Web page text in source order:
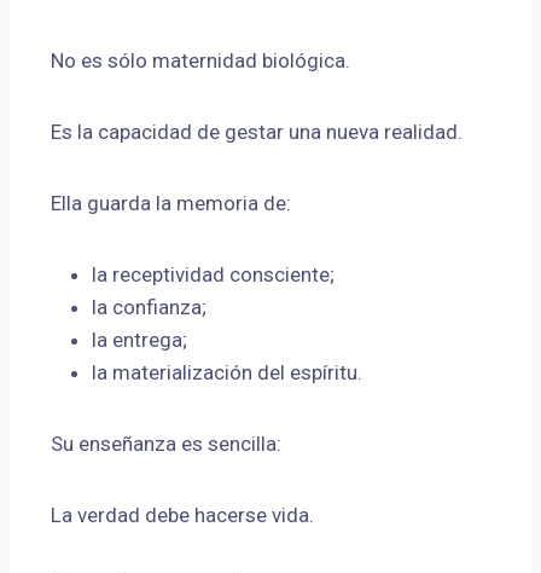
No es sólo maternidad biológica.
Es la capacidad de gestar una nueva realidad.
Ella guarda la memoria de:
la receptividad consciente;
la confianza;
la entrega;
la materialización del espíritu.
Su enseñanza es sencilla:
La verdad debe hacerse vida.